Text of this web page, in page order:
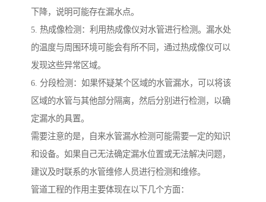
下降，说明可能存在漏水点。
5. 热成像检测：利用热成像仪对水管进行检测。漏水处
的温度与周围环境可能会有所不同，通过热成像仪可以
发现这些异常区域。
6. 分段检测：如果怀疑某个区域的水管漏水，可以将该
区域的水管与其他部分隔离，然后分别进行检测，以确
定漏水的具置。
需要注意的是，自来水管漏水检测可能需要一定的知识
和设备。如果自己无法确定漏水位置或无法解决问题，
建议及时联系的水管维修人员进行检测和维修。
管道工程的作用主要体现在以下几个方面：